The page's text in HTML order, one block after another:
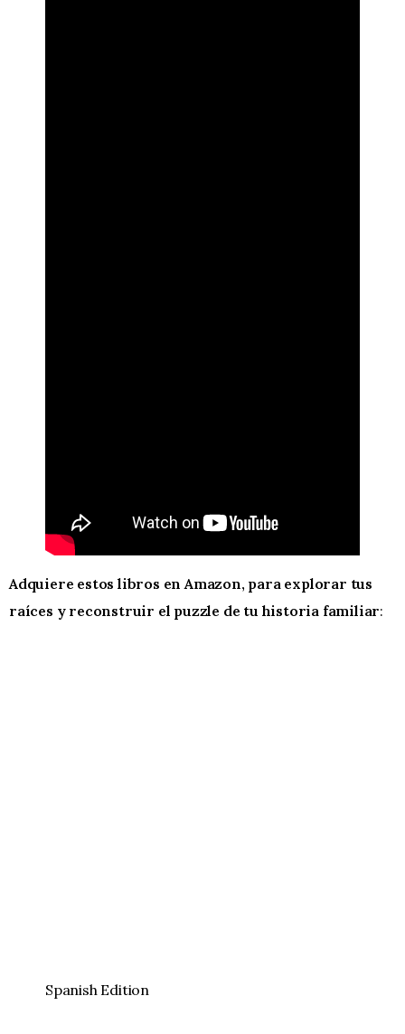
Adquiere estos libros en Amazon, para explorar tus
raíces y reconstruir el puzzle de tu historia familiar:
Spanish Edition